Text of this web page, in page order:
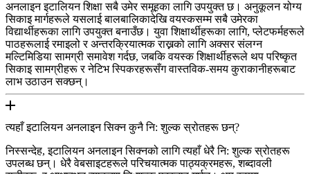
अनलाइन इटालियन शिक्षा सबै उमेर समूहका लागि उपयुक्त छ। अनुकूलन योग्य
सिकाइ मार्गहरूले यसलाई बालबालिकादेखि वयस्कसम्म सबै उमेरका
विद्यार्थीहरूका लागि उपयुक्त बनाउँछ। युवा शिक्षार्थीहरूका लागि, प्लेटफर्महरूले
पाठहरूलाई रमाइलो र अन्तरक्रियात्मक राख्नको लागि अक्सर संलग्न
मल्टिमिडिया सामग्री समावेश गर्दछ, जबकि वयस्क शिक्षार्थीहरूले थप परिष्कृत
सिकाइ सामग्रीहरू र नेटिभ स्पिकरहरूसँग वास्तविक-समय कुराकानीहरूबाट
लाभ उठाउन सक्छन्।
त्यहाँ इटालियन अनलाइन सिक्न कुनै नि: शुल्क स्रोतहरू छन्?
निस्सन्देह, इटालियन अनलाइन सिक्नको लागि त्यहाँ धेरै नि: शुल्क स्रोतहरू
उपलब्ध छन्। धेरै वेबसाइटहरूले परिचयात्मक पाठ्यक्रमहरू, शब्दावली